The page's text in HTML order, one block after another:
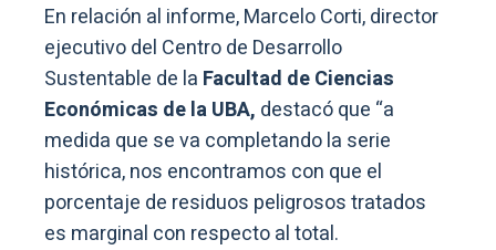
En relación al informe, Marcelo Corti, director
ejecutivo del Centro de Desarrollo
Sustentable de la Facultad de Ciencias
Económicas de la UBA, destacó que “a
medida que se va completando la serie
histórica, nos encontramos con que el
porcentaje de residuos peligrosos tratados
es marginal con respecto al total.